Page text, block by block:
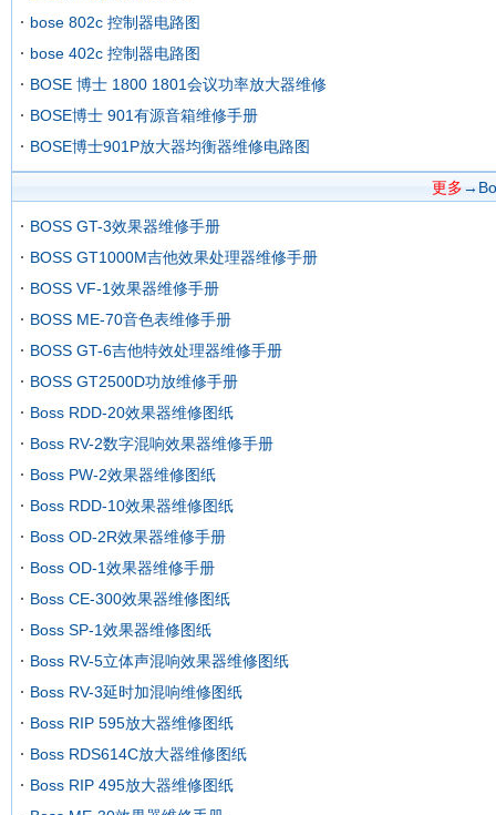
bose 802c 控制器电路图
bose 402c 控制器电路图
BOSE 博士 1800 1801会议功率放大器维修
BOSE博士 901有源音箱维修手册
BOSE博士901P放大器均衡器维修电路图
更多
BOSS GT-3效果器维修手册
BOSS GT1000M吉他效果处理器维修手册
BOSS VF-1效果器维修手册
BOSS ME-70音色表维修手册
BOSS GT-6吉他特效处理器维修手册
BOSS GT2500D功放维修手册
Boss RDD-20效果器维修图纸
Boss RV-2数字混响效果器维修手册
Boss PW-2效果器维修图纸
Boss RDD-10效果器维修图纸
Boss OD-2R效果器维修手册
Boss OD-1效果器维修手册
Boss CE-300效果器维修图纸
Boss SP-1效果器维修图纸
Boss RV-5立体声混响效果器维修图纸
Boss RV-3延时加混响维修图纸
Boss RIP 595放大器维修图纸
Boss RDS614C放大器维修图纸
Boss RIP 495放大器维修图纸